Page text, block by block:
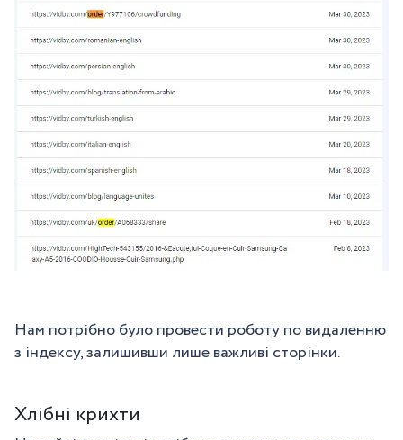
Нам потрібно було провести роботу по видаленню
з індексу, залишивши лише важливі сторінки.
Хлібні крихти